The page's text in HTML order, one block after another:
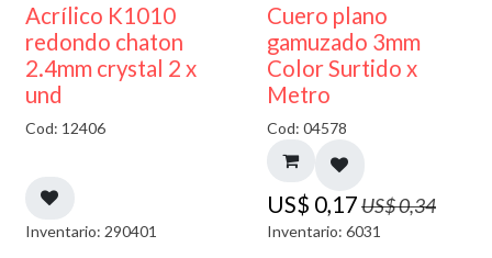
50% DESCUENTO
Acrílico K1010
redondo chaton
2.4mm crystal 2 x
und
Cod: 12406
Inventario: 290401
50% DESCUENTO
Cuero plano
gamuzado 3mm
Color Surtido x
Metro
Cod: 04578
US$ 0,17US$0,34
Inventario: 6031